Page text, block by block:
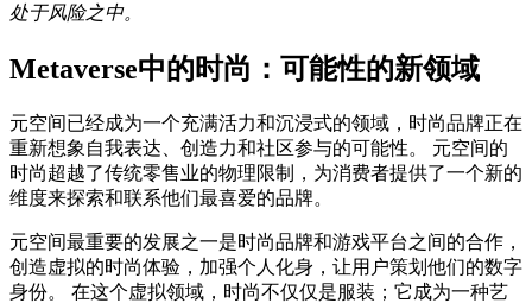
处于风险之中。
Metaverse中的时尚：可能性的新领域
元空间已经成为一个充满活力和沉浸式的领域，时尚品牌正在
重新想象自我表达、创造力和社区参与的可能性。 元空间的
时尚超越了传统零售业的物理限制，为消费者提供了一个新的
维度来探索和联系他们最喜爱的品牌。
元空间最重要的发展之一是时尚品牌和游戏平台之间的合作，
创造虚拟的时尚体验，加强个人化身，让用户策划他们的数字
身份。 在这个虚拟领域，时尚不仅仅是服装；它成为一种艺